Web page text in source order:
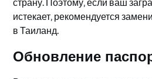
истекает‚ рекомендуется
в Таиланд.​
Обновление